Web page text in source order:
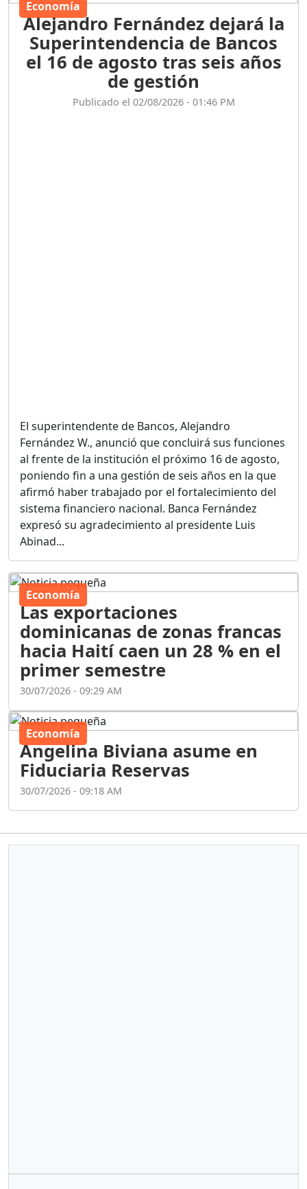
Economía
Alejandro Fernández dejará la
Superintendencia de Bancos
el 16 de agosto tras seis años
de gestión
Publicado el 02/08/2026 - 01:46 PM
El superintendente de Bancos, Alejandro
Fernández W., anunció que concluirá sus funciones
al frente de la institución el próximo 16 de agosto,
poniendo fin a una gestión de seis años en la que
afirmó haber trabajado por el fortalecimiento del
sistema financiero nacional. Banca Fernández
expresó su agradecimiento al presidente Luis
Abinad...
Economía
Las exportaciones
dominicanas de zonas francas
hacia Haití caen un 28 % en el
primer semestre
30/07/2026 - 09:29 AM
Economía
Angelina Biviana asume en
Fiduciaria Reservas
30/07/2026 - 09:18 AM